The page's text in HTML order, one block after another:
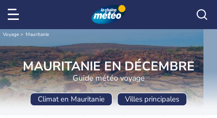
Voyage Mauritanie
MAURITANIE EN DÉCEMBRE
Guide météo voyage
Climat en Mauritanie Villes principales